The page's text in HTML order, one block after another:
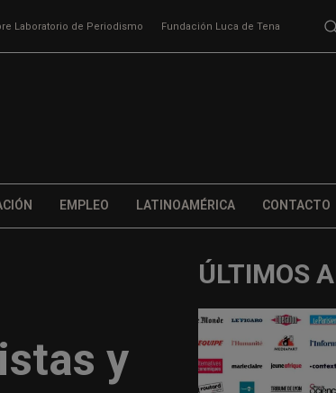
Laboratorio de Periodismo Fundación Luca de Tena
EMPLEO LATINOAMÉRICA CONTACTO
y
ÚLTIMOS